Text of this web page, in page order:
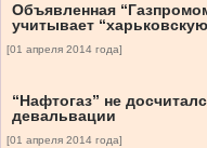
Объявленная
учитывает
[01 апреля 2014 года]
“Нафтогаз” не
девальвации
[01 апреля 2014 года]